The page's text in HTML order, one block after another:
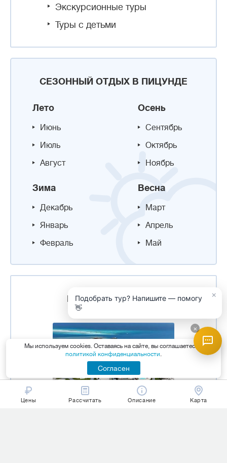
Цены Рассчитать Описание Карта
Экскурсионные туры
Туры с детьми
СЕЗОННЫЙ ОТДЫХ В ПИЦУНДЕ
Лето
Июнь
Июль
Август
Осень
Сентябрь
Октябрь
Ноябрь
Зима
Декабрь
Январь
Февраль
Весна
Март
Апрель
Май
НОВОСТИ ТУРИЗМА
Мы используем cookies. Оставаясь на сайте, вы соглашаетесь с
политикой конфиденциальности.
Согласен
×
Подобрать тур? Напишите — помогу
👋
×